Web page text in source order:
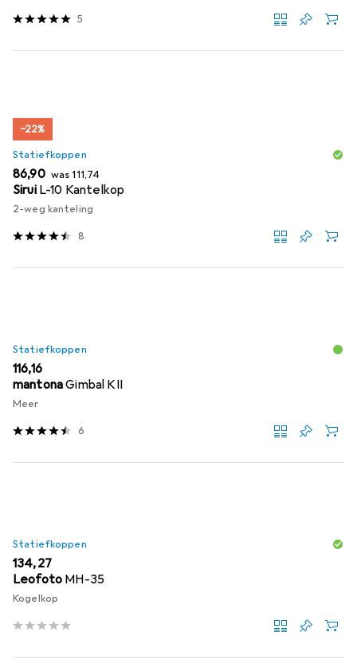
5
−22%
Statiefkoppen
EUR
86,90 wasEUR
111,74
Sirui L-10 Kantelkop
2-weg kanteling
8
Statiefkoppen
EUR
116,16
mantonaGimbal KII
Meer
6
Statiefkoppen
EUR
134,27
Leofoto MH-35
Kogelkop